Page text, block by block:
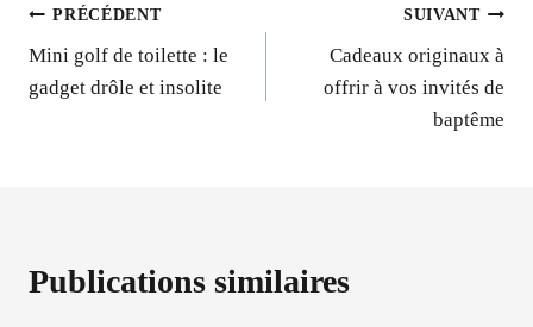
Navigation
de
PRÉCÉDENT
Mini golf de toilette : le
gadget drôle et insolite
SUIVANT
Cadeaux originaux à
offrir à vos invités de
baptême
Publications similaires